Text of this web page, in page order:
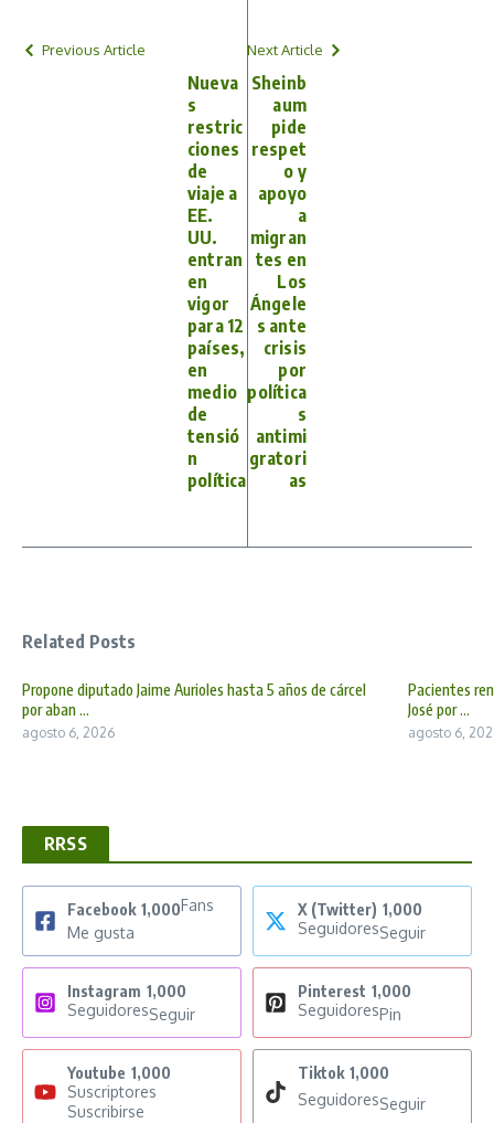
Previous Article
Nueva
s
restric
ciones
de
viaje a
EE.
UU.
entran
en
vigor
para 12
países,
en
medio
de
tensió
n
política
Next Article
Sheinb
aum
pide
respet
o y
apoyo
a
migran
tes en
Los
Ángele
s ante
crisis
por
política
s
antimi
gratori
as
Related Posts
Propone diputado Jaime Aurioles hasta 5 años de cárcel
por aban ...
agosto 6, 2026
Pacientes
José por ...
agosto 6,
RRSS
Facebook 1,000Fans
Me gusta
X (Twitter) 1,000
SeguidoresSeguir
Instagram 1,000
SeguidoresSeguir
Pinterest 1,000
SeguidoresPin
Youtube 1,000
Suscriptores
Suscribirse
Tiktok 1,000
SeguidoresSeguir